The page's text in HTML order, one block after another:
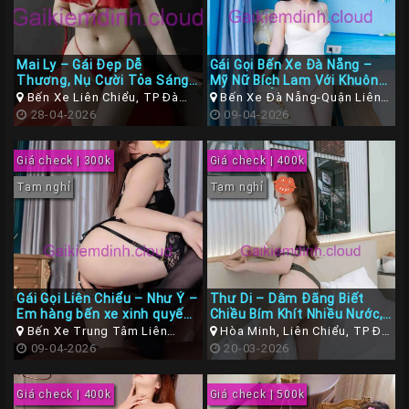
Các
TP
Miền
Trung
Các
TP
Miền
Tây
Các
TP
Miền
Bắc
Thành
Viên
Mai Ly – Gái Đẹp Dễ
Thương, Nụ Cười Tỏa Sáng
tại Gái Gọi Bến Xe Liên
Chiểu, TP Đà Nẵng
Bến Xe Liên Chiểu, TP Đà
Nẵng28-04-2026
Gái Gọi Bến Xe Đà Nẵng –
Mỹ Nữ Bích Lam Với Khuôn
Mặt Khả Ái, Cười Duyên Và
Body Gợi Cảm
Bến Xe Đà Nẵng-Quận Liên
Chiểu09-04-2026
Giá check | 300k
Tạm nghỉ
Gái Gọi Liên Chiểu – Như Ý –
Em hàng bến xe xinh quyến
rũ, siêu xinh chiều khách,
Dâm nữ sexy phục vụ rất
nhiệt tình
Bến Xe Trung Tâm Liên
Chiểu, Đà Nẵng
09-04-2026
Giá check | 400k
Tạm nghỉ
Thư Di – Dâm Đãng Biết
Chiều Bím Khít Nhiều Nước,
Dâm Dâm Ngoan Ngoãn
Hòa Minh, Liên Chiểu, TP Đà
Nẵng20-03-2026
Giá check | 400k
Giá check | 500k